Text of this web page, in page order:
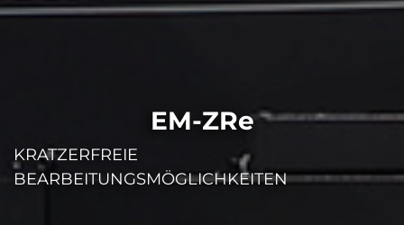
EM-ZRe
KRATZERFREIE
BEARBEITUNGSMÖGLICHKEITEN